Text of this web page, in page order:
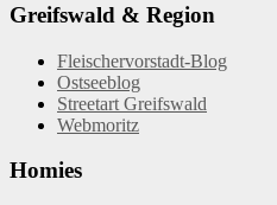
Greifswald & Region
Fleischervorstadt-Blog
Ostseeblog
Streetart Greifswald
Webmoritz
Homies